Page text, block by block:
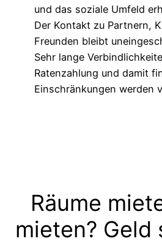
und das soziale Umfeld
Der Kontakt zu Partnern,
Freunden bleibt
Sehr lange
Ratenzahlung und damit
Einschränkungen werden
Räume
mieten? Geld